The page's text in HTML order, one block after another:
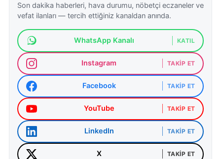
Son dakika haberleri, hava durumu, nöbetçi eczaneler ve
vefat ilanları — tercih ettiğiniz kanaldan anında.
WhatsApp Kanalı KATIL
Instagram TAKIP ET
Facebook TAKIP ET
YouTube TAKIP ET
LinkedIn TAKIP ET
X TAKIP ET